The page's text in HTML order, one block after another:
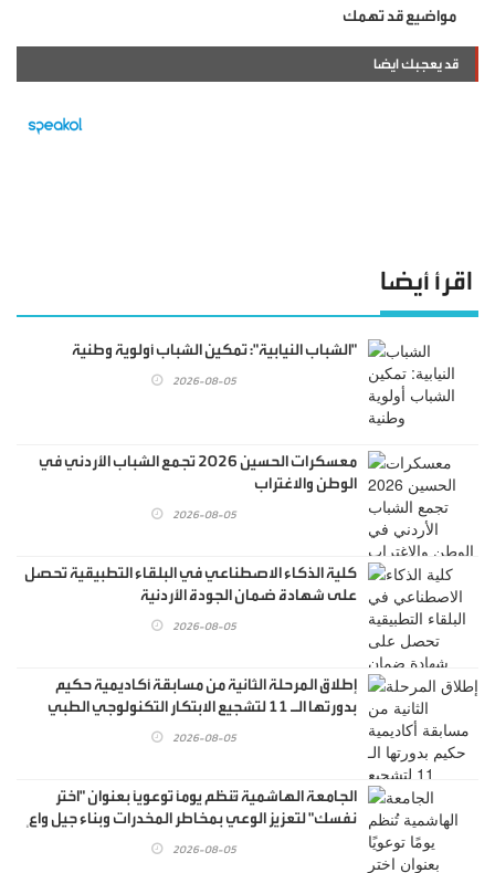
مواضيع قد تهمك
قد يعجبك ايضا
اقرأ أيضا
"الشباب النيابية": تمكين الشباب أولوية وطنية
2026-08-05
معسكرات الحسين 2026 تجمع الشباب الأردني في
الوطن والاغتراب
2026-08-05
كلية الذكاء الاصطناعي في البلقاء التطبيقية تحصل
على شهادة ضمان الجودة الأردنية
2026-08-05
إطلاق المرحلة الثانية من مسابقة أكاديمية حكيم
بدورتها الـ 11 لتشجيع الابتكار التكنولوجي الطبي
2026-08-05
الجامعة الهاشمية تُنظم يومًا توعويًا بعنوان "اختر
نفسك" لتعزيز الوعي بمخاطر المخدرات وبناء جيل واعٍ
2026-08-05